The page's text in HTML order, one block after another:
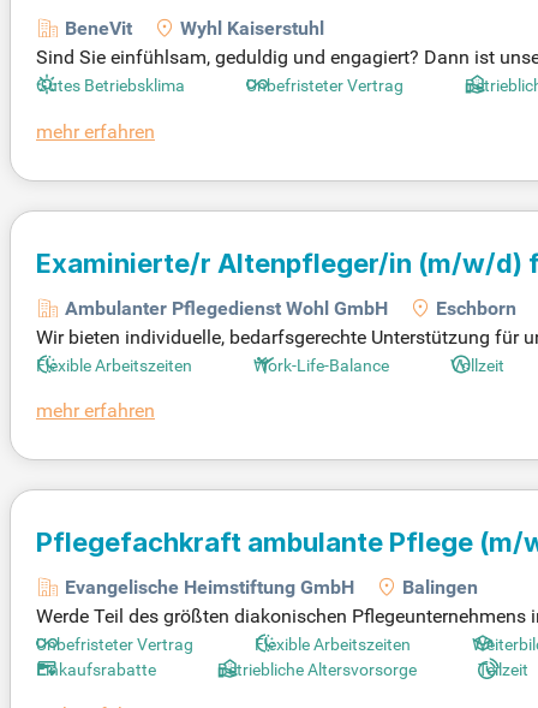
BeneVit
Wyhl Kaiserstuhl
Sind Sie einfühlsam, geduldig und engagiert? Dann ist
ohl unserer Bewohnerinnen und Bewohner in den
de und richten Sie Ihren Jobagenten ein, um Ihren Traumjob
Gutes Betriebsklima Unbefristeter Vertrag
mehr erfahren
Examinierte/r Altenpfleger/in (m/w/d)
Ambulanter Pflegedienst Wohl GmbH
Eschborn
Wir bieten individuelle, bedarfsgerechte Unterstützung für
s auch Behandlungspflege durch und planen die Pflege
pfleger/-innen mit Verantwortungsbewusstsein und
Flexible Arbeitszeiten Work-Life-Balance Vollzeit
mehr erfahren
Pflegefachkraft ambulante Pflege (m/
Evangelische Heimstiftung GmbH
Balingen
Werde Teil des größten diakonischen
leistest du einen bedeutenden Beitrag zur Lebensqualität
Koordination der Behandlungspflege. In einer
Unbefristeter Vertrag Flexible Arbeitszeiten
Einkaufsrabatte
Betriebliche Altersvorsorge Teilzeit